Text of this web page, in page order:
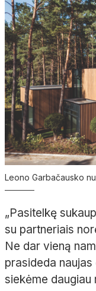
Leono Garbačausko
„Pasitelkę
su partneriais
Ne dar vieną
prasideda
siekėme daugiau